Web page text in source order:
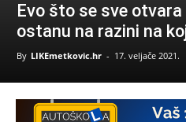
Evo što se sve
ostanu na razini na
By LIKEmetkovic.hr - 17. veljače 2021.